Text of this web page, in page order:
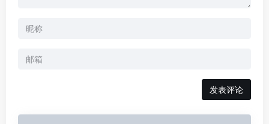
发表评论